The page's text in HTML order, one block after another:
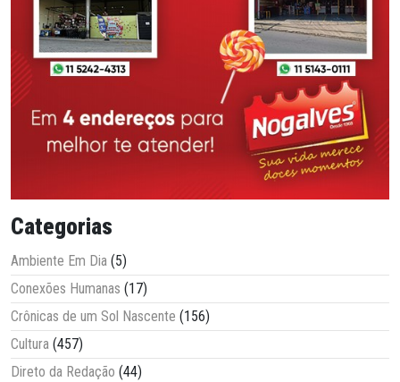
Categorias
Ambiente Em Dia (5)
Conexões Humanas (17)
Crônicas de um Sol Nascente (156)
Cultura (457)
Direto da Redação (44)